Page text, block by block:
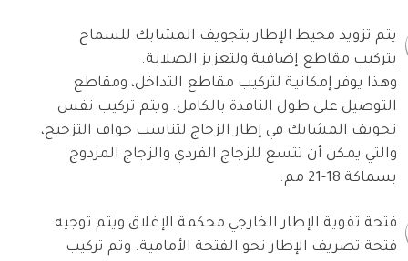
يتم تزويد محيط الإطار بتجويف المشابك للسماح
بتركيب مقاطع إضافية ولتعزيز الصلابة.
وهذا يوفر إمكانية لتركيب مقاطع التداخل، ومقاطع
التوصيل على طول النافذة بالكامل. ويتم تركيب نفس
تجويف المشابك في إطار الزجاج لتناسب حواف التزجيج،
والتي يمكن أن تتسع للزجاج الفردي والزجاج المزدوج
بسماكة 18-21 مم.
فتحة تقوية الإطار الخارجي محكمة الإغلاق ويتم توجيه
فتحة تصريف الإطار نحو الفتحة الأمامية. وتم تركيب